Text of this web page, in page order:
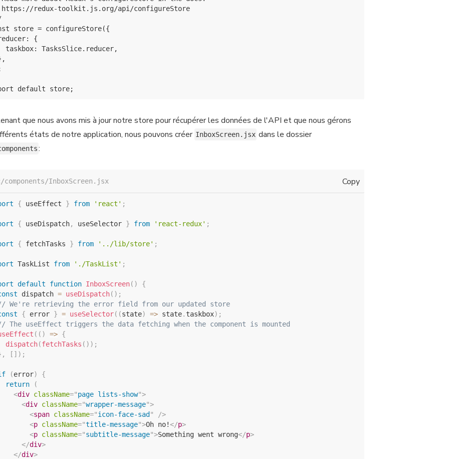
redux-toolkit.js.org/api/configureStore
store = configureStore({
{
taskbox: TasksSlice.reducer,
que nous avons mis à jour notre store pour récupérer les données de l'API et que nous gérons
états de notre application, nous pouvons créer InboxScreen.jsx dans le dossier
:
Copy
components/InboxScreen.jsx
{ useEffect } from 'react' ;
{ useDispatch, useSelector } from 'react-redux' ;
{ fetchTasks } from '../lib/store' ;
TaskList from './TaskList' ;
default function InboxScreen( )
{
dispatch = useDispatch( ) ;
We're retrieving the error field from our updated store
{ error } = useSelector( (state) => state. taskbox) ;
The useEffect triggers the data fetching when the component is mounted
( ( ) => {
dispatch(fetchTasks ( ) ) ;
, [ ] ) ;
(error)
{
return
(
<div className="page lists-show">
<div className="wrapper-message">
<span className="icon-face-sad "
/>
<p className="title-message">Oh no!</p>
<p className="subtitle-message">Something went wrong</p>
</div>
</div>